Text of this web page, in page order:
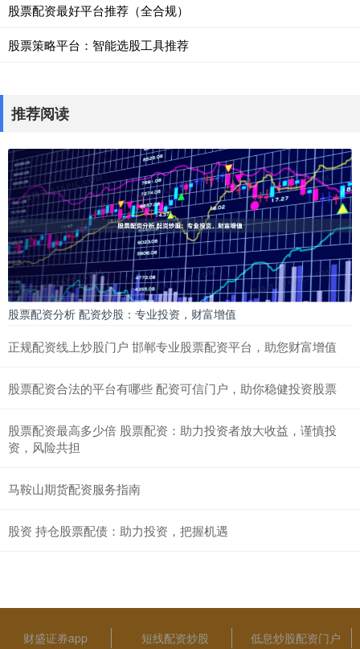
股票配资最好平台推荐（全合规）
股票策略平台：智能选股工具推荐
推荐阅读
股票配资分析 配资炒股：专业投资，财富增值
正规配资线上炒股门户 邯郸专业股票配资平台，助您财富增值
股票配资合法的平台有哪些 配资可信门户，助你稳健投资股票
股票配资最高多少倍 股票配资：助力投资者放大收益，谨慎投
资，风险共担
马鞍山期货配资服务指南
股资 持仓股票配债：助力投资，把握机遇
财盛证券app 短线配资炒股 低息炒股配资门户